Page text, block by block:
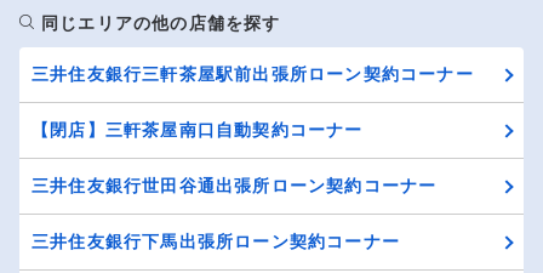
同じエリアの他の店舗を探す
三井住友銀行三軒茶屋駅前出張所ローン契約コーナー
【閉店】三軒茶屋南口自動契約コーナー
三井住友銀行世田谷通出張所ローン契約コーナー
三井住友銀行下馬出張所ローン契約コーナー